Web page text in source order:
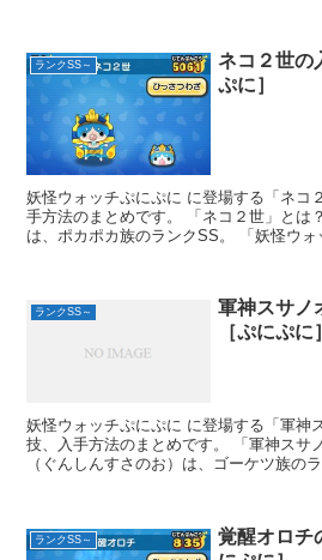
ランクSS～
ネコ２世の
ぷに］
妖怪ウォッチぷにぷに に登場する「ネコ
手方法のまとめです。 「ネコ２世」とは
は、ポカポカ族のランクSS。 「妖怪ウ
ランクSS～
軍神スサノ
［ぷにぷに］
妖怪ウォッチぷにぷに に登場する「軍神
技、入手方法のまとめです。 「軍神スサ
（ぐんしんすさのお）は、ゴーケツ族の
ランクSS～
覚醒オロチ